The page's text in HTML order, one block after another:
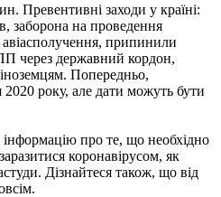
Превентивні заходи у країні:
заборона на проведення
авіасполучення, припинили
через державний кордон,
Попередньо,
року, але дати можуть бути
інформацію про те, що необхідно
коронавірусом, як
Дізнайтеся також, що від